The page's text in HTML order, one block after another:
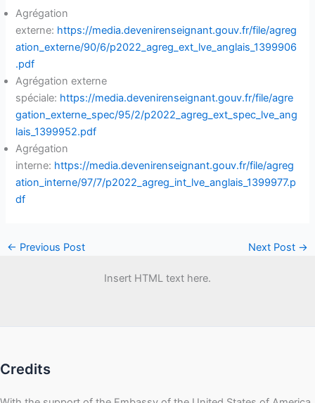
Agrégation
externe: https://media.devenirenseignant.gouv.fr/file/agreg
ation_externe/90/6/p2022_agreg_ext_lve_anglais_1399906
.pdf
Agrégation externe
spéciale: https://media.devenirenseignant.gouv.fr/file/agre
gation_externe_spec/95/2/p2022_agreg_ext_spec_lve_ang
lais_1399952.pdf
Agrégation
interne: https://media.devenirenseignant.gouv.fr/file/agreg
ation_interne/97/7/p2022_agreg_int_lve_anglais_1399977.p
df
← Previous Post Next Post →
Insert HTML text here.
Credits